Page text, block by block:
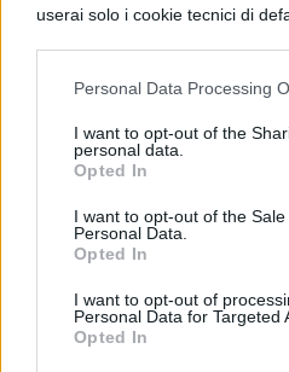
userai solo i cookie tecnici di
Personal Data Processing
I want to opt-out of the
personal data.
Opted In
I want to opt-out of the
Personal Data.
Opted In
I want to opt-out of
Personal Data for Targeted
Opted In
L’autonomia
produrre
partecipazione e
Sei dispoto a
Carta
da parte degli
studentesse?
Nel 2008 sono
euro alla scuola